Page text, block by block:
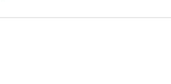
Praktika